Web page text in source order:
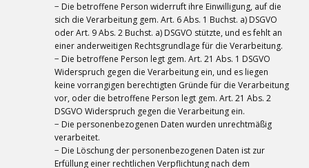
− Die betroffene Person widerruft ihre Einwilligung, auf die
sich die Verarbeitung gem. Art. 6 Abs. 1 Buchst. a) DSGVO
oder Art. 9 Abs. 2 Buchst. a) DSGVO stützte, und es fehlt an
einer anderweitigen Rechtsgrundlage für die Verarbeitung.
− Die betroffene Person legt gem. Art. 21 Abs. 1 DSGVO
Widerspruch gegen die Verarbeitung ein, und es liegen
keine vorrangigen berechtigten Gründe für die Verarbeitung
vor, oder die betroffene Person legt gem. Art. 21 Abs. 2
DSGVO Widerspruch gegen die Verarbeitung ein.
− Die personenbezogenen Daten wurden unrechtmäßig
verarbeitet.
− Die Löschung der personenbezogenen Daten ist zur
Erfüllung einer rechtlichen Verpflichtung nach dem